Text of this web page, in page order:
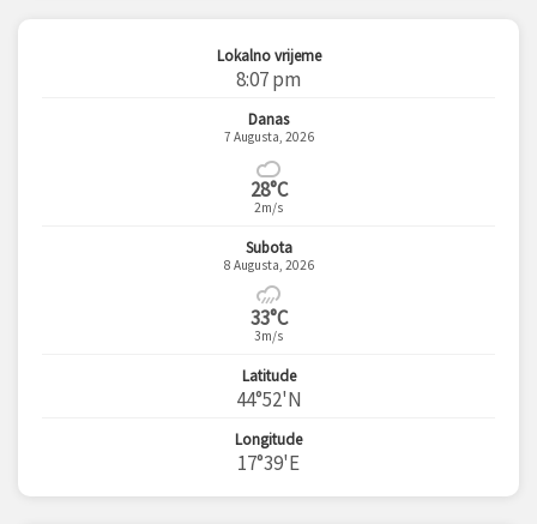
Lokalno vrijeme
8:07 pm
Danas
7 Augusta, 2026
28°C
2m/s
Subota
8 Augusta, 2026
33°C
3m/s
Latitude
44°52'N
Longitude
17°39'E